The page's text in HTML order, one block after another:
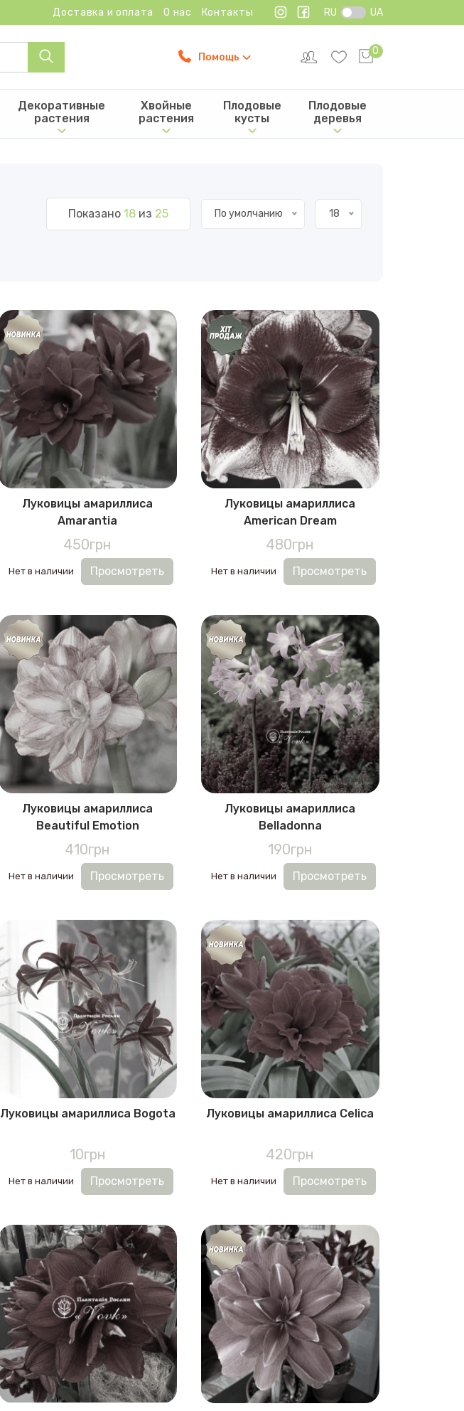
Доставка и оплата О нас Контакты RU UA
Помощь
0
Декоративные
растения
Хвойные
растения
Плодовые
кусты
Плодовые
деревья
Показано 18 из 25 По умолчанию 18
Луковицы амариллиса
Amarantia
450грн
Нет в наличии Просмотреть
Луковицы амариллиса
American Dream
480грн
Нет в наличии Просмотреть
Луковицы амариллиса
Beautiful Emotion
410грн
Нет в наличии Просмотреть
Луковицы амариллиса
Belladonna
190грн
Нет в наличии Просмотреть
Луковицы амариллиса Bogota
10грн
Нет в наличии Просмотреть
Луковицы амариллиса Celica
420грн
Нет в наличии Просмотреть